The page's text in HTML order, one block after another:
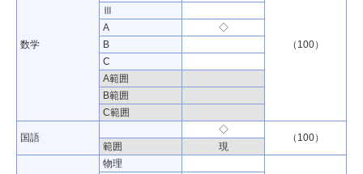
数学 （100）
Ⅲ
A
◇
B
C
A範囲
B範囲
C範囲
国語
◇
（100）
範囲 現
物理